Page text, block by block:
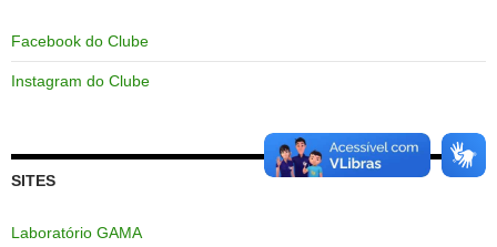
Facebook do Clube
Instagram do Clube
SITES
Laboratório GAMA